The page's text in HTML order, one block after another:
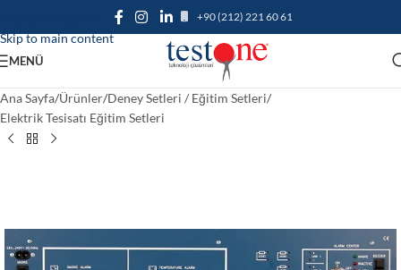
Skip to main content
+90 (212) 221 60 61
MENÜ
Ana Sayfa/Ürünler/Deney Setleri / Eğitim Setleri/
Elektrik Tesisatı Eğitim Setleri